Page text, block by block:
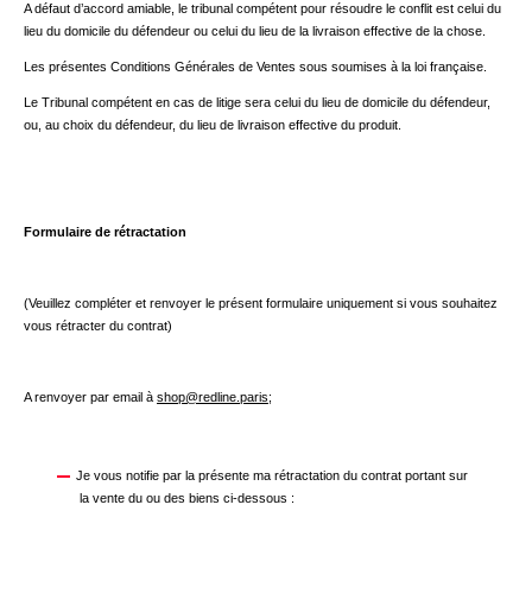
A défaut d’accord amiable, le tribunal compétent pour résoudre le conflit est celui du
lieu du domicile du défendeur ou celui du lieu de la livraison effective de la chose.
Les présentes Conditions Générales de Ventes sous soumises à la loi française.
Le Tribunal compétent en cas de litige sera celui du lieu de domicile du défendeur,
ou, au choix du défendeur, du lieu de livraison effective du produit.
Formulaire de rétractation
(Veuillez compléter et renvoyer le présent formulaire uniquement si vous souhaitez
vous rétracter du contrat)
A renvoyer par email à shop@redline.paris;
Je vous notifie par la présente ma rétractation du contrat portant sur
la vente du ou des biens ci-dessous :